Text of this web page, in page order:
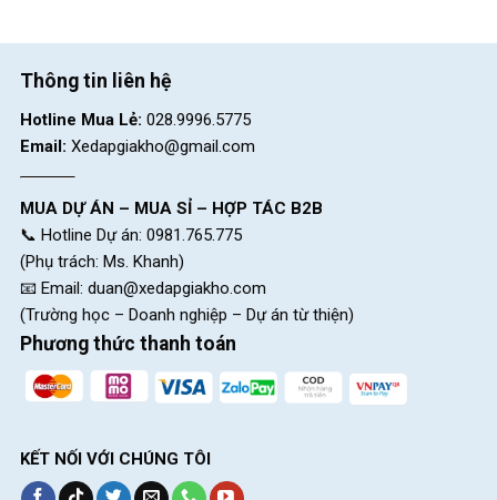
310.000₫370.000₫ 699.000₫
Địa Chỉ Các Cửa Hàng Xe Đạp Giá Kho:
CH 2:
322/36 An Dương Vương, P.Chợ Quán, HCM (Quận
CH 3:330 Hùng Vương, Xã Ngãi Giao, HCM (Châu Đức,
BRVT cũ)
CH 4:216A Đ. Độc Lập, P.Phú Thọ Hòa, HCM(Q.Tân Phú
cũ)
Thông tin liên hệ
Hotline Mua Lẻ: 028.9996.5775
Email: Xedapgiakho@gmail.com
MUA DỰ ÁN – MUA SỈ – HỢP TÁC B2B
📞 Hotline Dự án: 0981.765.775
(Phụ trách: Ms. Khanh)
📧 Email: duan@xedapgiakho.com
(Trường học – Doanh nghiệp – Dự án từ thiện)
Phương thức thanh toán
KẾT NỐI VỚI CHÚNG TÔI